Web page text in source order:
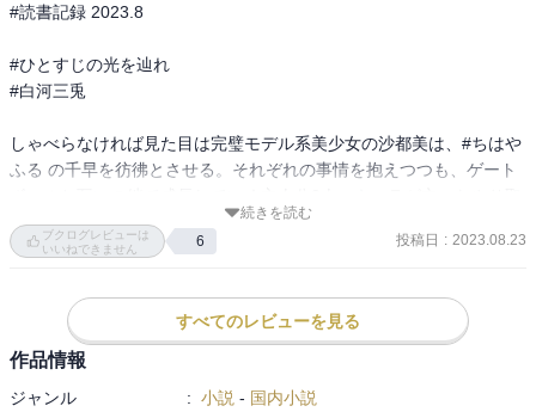
#読書記録 2023.8
#ひとすじの光を辿れ
#白河三兎
しゃべらなければ見た目は完璧モデル系美少女の沙都美は、#ちはや
ふる の千早を彷彿とさせる。それぞれの事情を抱えつつも、ゲート
りにクスッと笑ってしまった。つい応援したくなるよ。
続きを読む
ブクログレビューは
いいねできません
6 投稿日 : 2023.08.23
すべてのレビューを見る
作品情報
ジャンル : 小説 - 国内小説